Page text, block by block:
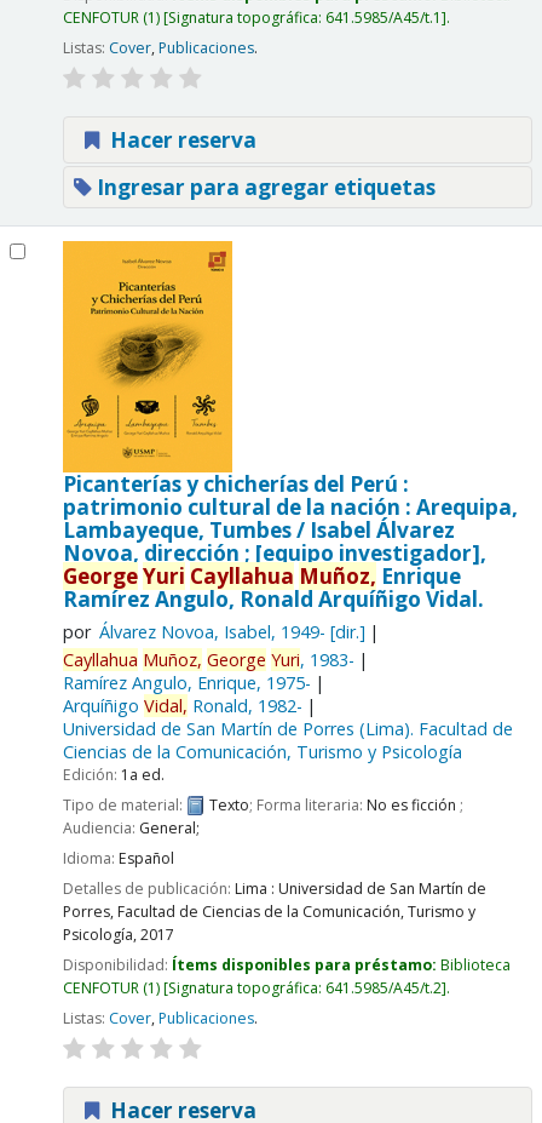
CENFOTUR(1) Signatura topográfica: 641.5985/A45/t.1 .
Listas: Cover,Publicaciones.
Hacer reserva
Ingresar para agregar etiquetas
Picanterías y chicherías del Perú :
patrimonio cultural de la nación : Arequipa,
Lambayeque, Tumbes / Isabel Álvarez
Novoa, dirección ; [equipo investigador],
GeorgeYuri Cayllahua Muñoz, Enrique
Ramírez Angulo, Ronald Arquíñigo Vidal.
por Álvarez Novoa, Isabel, 1949- [dir.]
Cayllahua Muñoz, George Yuri, 1983-
Ramírez Angulo, Enrique, 1975-
Arquíñigo Vidal, Ronald, 1982-
Universidad de San Martín de Porres (Lima). Facultad de
Ciencias de la Comunicación, Turismo y Psicología
Edición: 1a ed.
Tipo de material:
Texto; Forma literaria: No es ficción ;
Audiencia: General;
Idioma: Español
Detalles de publicación: Lima : Universidad de San Martín de
Porres, Facultad de Ciencias de la Comunicación, Turismo y
Psicología,2017
Disponibilidad: Ítems disponibles para préstamo: Biblioteca
CENFOTUR(1) Signatura topográfica: 641.5985/A45/t.2 .
Listas: Cover,Publicaciones.
Hacer reserva